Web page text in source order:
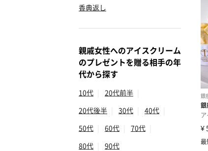
香典返し
親戚女性へのアイスクリーム
のプレゼントを贈る相手の年
代から探す
10代 20代前半
20代後半
30代 40代
50代
60代 70代
80代
90代